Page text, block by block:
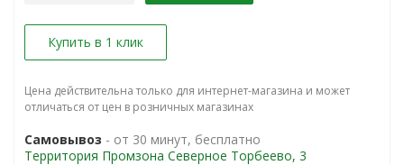
Купить в 1 клик
Цена действительна только для интернет-магазина и может
отличаться от цен в розничных магазинах
Самовывоз - от 30 минут, бесплатно
Территория Промзона Северное Торбеево, 3